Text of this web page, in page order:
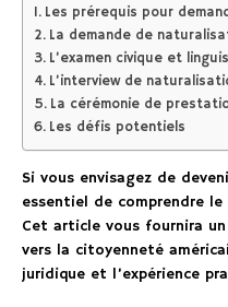
Les prérequis pour
La demande de
L’examen civique et
L’interview de
La cérémonie de
Les défis potentiels
Si vous envisagez de
essentiel de comprendre le
Cet article vous fournira
vers la citoyenneté
juridique et l’expérience